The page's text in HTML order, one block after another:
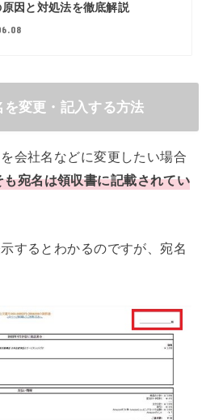
因と対処法を徹底解説
変更・記入する方法
会社名などに変更したい場合
も宛名は領収書に記載されてい
するとわかるのですが、宛名